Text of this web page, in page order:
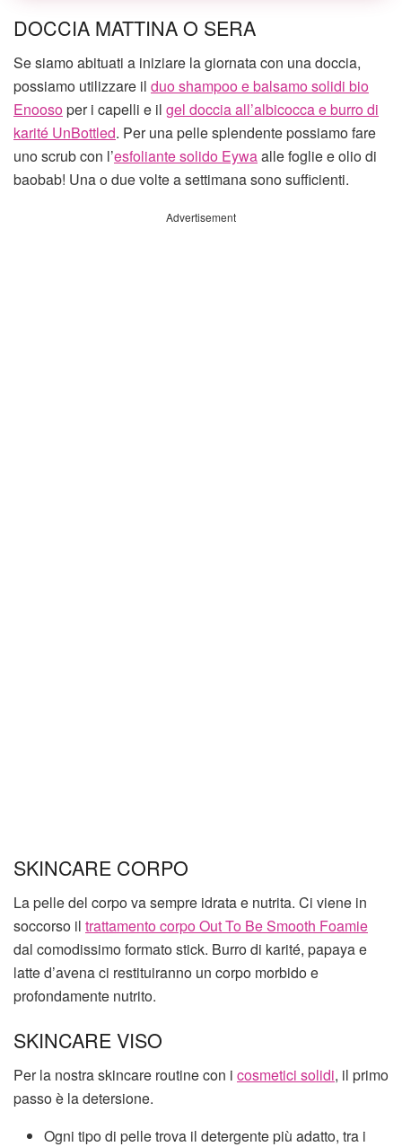
DOCCIA MATTINA O SERA
Se siamo abituati a iniziare la giornata con una doccia,
possiamo utilizzare il duo shampoo e balsamo solidi bio
Enoosoper i capelli e il gel doccia all’albicocca e burro di
karité UnBottled. Per una pelle splendente possiamo fare
uno scrub con l’esfoliante solido Eywaalle foglie e olio di
baobab! Una o due volte a settimana sono sufficienti.
Advertisement
SKINCARE CORPO
La pelle del corpo va sempre idrata e nutrita. Ci viene in
soccorso il trattamento corpo Out To Be Smooth Foamie
dal comodissimo formato stick. Burro di karité, papaya e
latte d’avena ci restituiranno un corpo morbido e
profondamente nutrito.
SKINCARE VISO
Per la nostra skincare routine con i cosmetici solidi, il primo
passo è la detersione.
Ogni tipo di pelle trova il detergente più adatto, tra i